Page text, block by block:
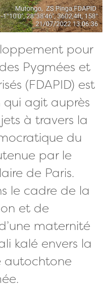
pour
Pygmées et
(FDAPID) est
agit auprès
à travers la
du
par le
de Paris.
le cadre de la
et de
maternité
kalé envers la
autochtone